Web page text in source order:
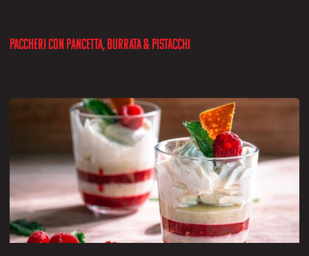
Paccheri con pancetta, burrata & pistacchi